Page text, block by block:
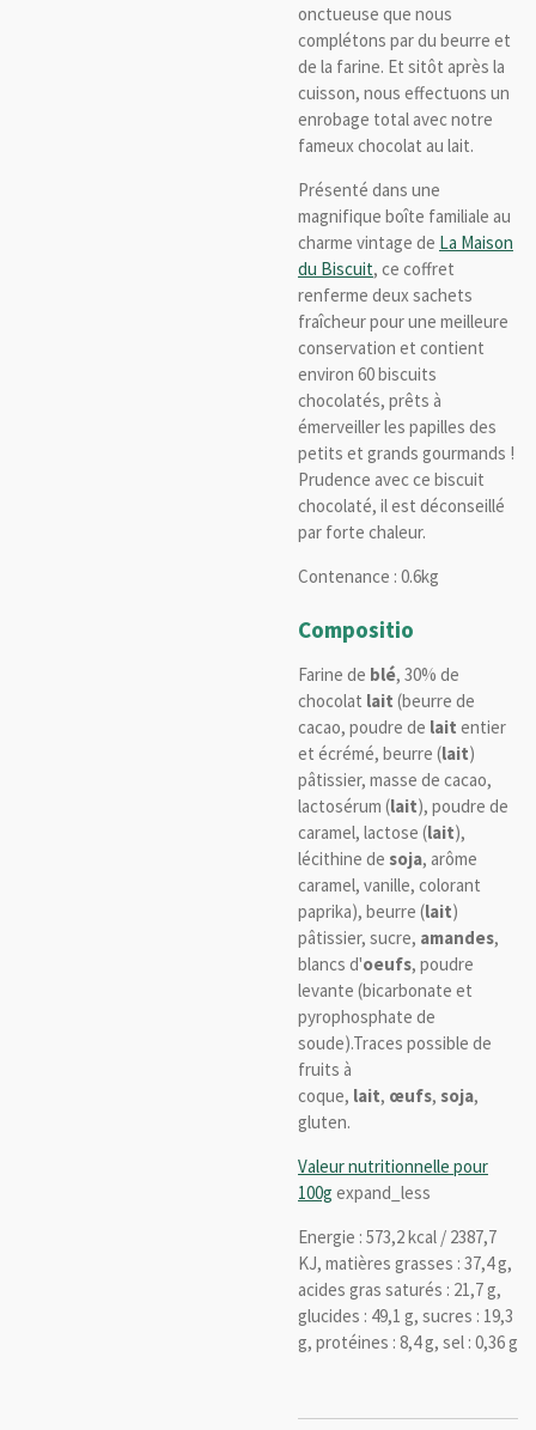
onctueuse que nous
complétons par du beurre et
de la farine. Et sitôt après la
cuisson, nous effectuons un
enrobage total avec notre
fameux chocolat au lait.
Présenté dans une
magnifique boîte familiale au
charme vintage de La Maison
du Biscuit, ce coffret
renferme deux sachets
fraîcheur pour une meilleure
conservation et contient
environ 60 biscuits
chocolatés, prêts à
émerveiller les papilles des
petits et grands gourmands !
Prudence avec ce biscuit
chocolaté, il est déconseillé
par forte chaleur.
Contenance : 0.6kg
Compositio
Farine de blé, 30% de
chocolat lait (beurre de
cacao, poudre de lait entier
et écrémé, beurre (lait)
pâtissier, masse de cacao,
lactosérum (lait), poudre de
caramel, lactose (lait),
lécithine de soja, arôme
caramel, vanille, colorant
paprika), beurre (lait)
pâtissier, sucre, amandes,
blancs d'oeufs, poudre
levante (bicarbonate et
pyrophosphate de
soude).Traces possible de
fruits à
coque, lait, œufs, soja,
gluten.
Valeur nutritionnelle pour
100g expand_less
Energie : 573,2 kcal / 2387,7
KJ, matières grasses : 37,4 g,
acides gras saturés : 21,7 g,
glucides : 49,1 g, sucres : 19,3
g, protéines : 8,4 g, sel : 0,36 g